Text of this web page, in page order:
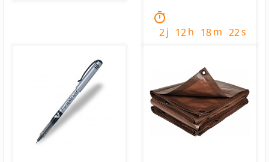
timer
2j 12h 18m 21s